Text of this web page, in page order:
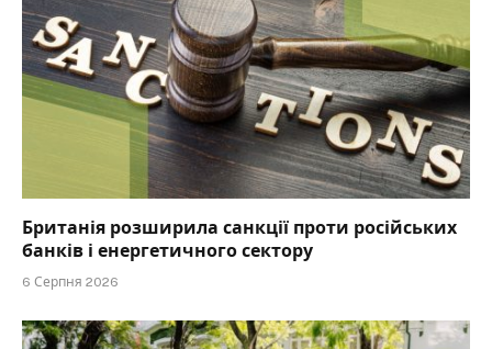
Британія розширила санкції проти російських
банків і енергетичного сектору
6 Серпня 2026